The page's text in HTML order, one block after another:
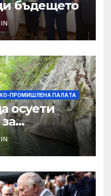
бъдещето
ПРОМИШЛЕНА ПАЛAТА
осуети
Тайван“.